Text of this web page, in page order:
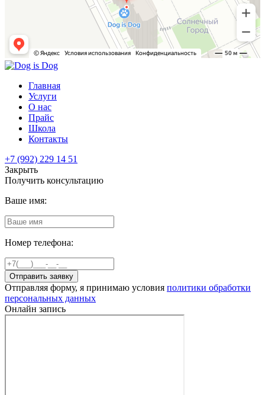
Главная
Услуги
О нас
Прайс
Школа
Контакты
+7 (992) 229 14 51
Закрыть
Получить консультацию
Ваше имя:
Номер телефона:
Отправить заявку
Отправляя форму, я принимаю условия политики обработки
персональных данных
Онлайн запись